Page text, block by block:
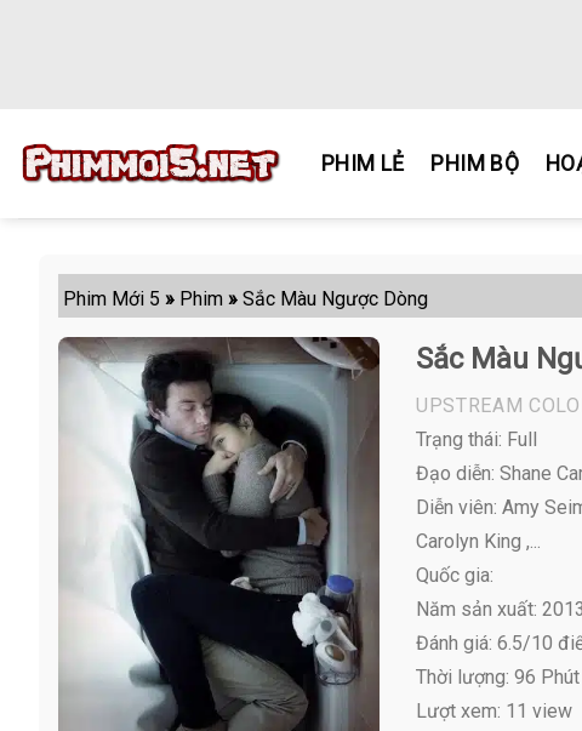
PHIM LẺ PHIM BỘ
Phim Mới 5 » Phim » Sắc Màu Ngược Dòng
Sắc Màu
UPSTREAM
Trạng thái: Full
Đạo diễn: Shane
Diễn viên: Amy
Carolyn King ,...
Quốc gia:
Năm sản xuất: 2013
Đánh giá: 6.5/10
Thời lượng: 96 Phút
Lượt xem: 11 view